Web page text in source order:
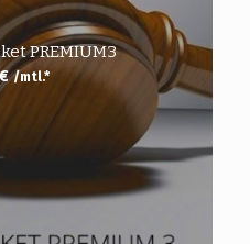
PREMIUM3
€ /mtl.*